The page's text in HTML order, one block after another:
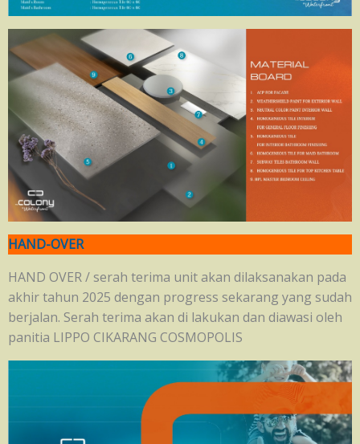
HAND-OVER
HAND OVER / serah terima unit akan dilaksanakan pada
akhir tahun 2025 dengan progress sekarang yang sudah
berjalan. Serah terima akan di lakukan dan diawasi oleh
panitia LIPPO CIKARANG COSMOPOLIS